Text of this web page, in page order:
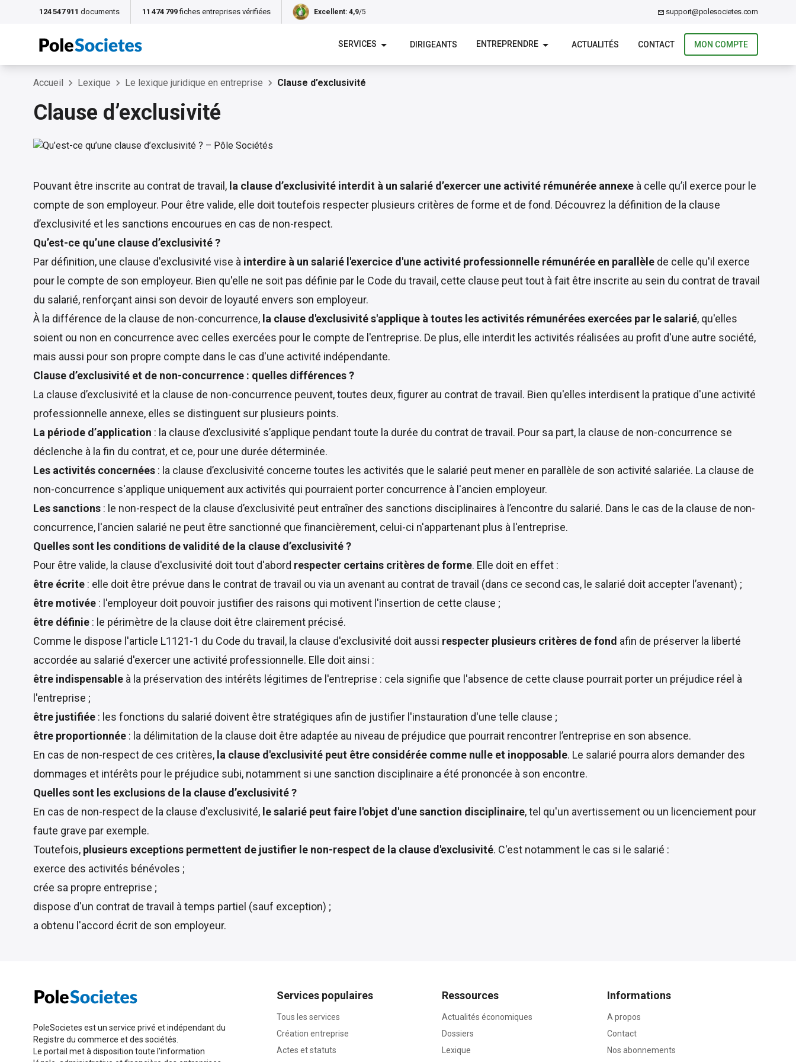
124 547 911 documents 11 474 799 fiches entreprises vérifiées Excellent: 4,9/5 support@polesocietes.com
SERVICES DIRIGEANTS ENTREPRENDRE ACTUALITÉS CONTACT MON COMPTE
Accueil Lexique Le lexique juridique en entreprise Clause d’exclusivité
Clause d’exclusivité
Pouvant être inscrite au contrat de travail, la clause d’exclusivité interdit à un salarié d’exercer une activité rémunérée annexe à celle qu’il exerce pour le
compte de son employeur. Pour être valide, elle doit toutefois respecter plusieurs critères de forme et de fond. Découvrez la définition de la clause
d’exclusivité et les sanctions encourues en cas de non-respect.
Qu’est-ce qu’une clause d’exclusivité ?
Par définition, une clause d'exclusivité vise à interdire à un salarié l'exercice d'une activité professionnelle rémunérée en parallèle de celle qu'il exerce
pour le compte de son employeur. Bien qu'elle ne soit pas définie par le Code du travail, cette clause peut tout à fait être inscrite au sein du contrat de travail
du salarié, renforçant ainsi son devoir de loyauté envers son employeur.
À la différence de la clause de non-concurrence, la clause d'exclusivité s'applique à toutes les activités rémunérées exercées par le salarié, qu'elles
soient ou non en concurrence avec celles exercées pour le compte de l'entreprise. De plus, elle interdit les activités réalisées au profit d'une autre société,
mais aussi pour son propre compte dans le cas d'une activité indépendante.
Clause d’exclusivité et de non-concurrence : quelles différences ?
La clause d’exclusivité et la clause de non-concurrence peuvent, toutes deux, figurer au contrat de travail. Bien qu'elles interdisent la pratique d'une activité
professionnelle annexe, elles se distinguent sur plusieurs points.
La période d’application : la clause d’exclusivité s’applique pendant toute la durée du contrat de travail. Pour sa part, la clause de non-concurrence se
déclenche à la fin du contrat, et ce, pour une durée déterminée.
Les activités concernées : la clause d’exclusivité concerne toutes les activités que le salarié peut mener en parallèle de son activité salariée. La clause de
non-concurrence s'applique uniquement aux activités qui pourraient porter concurrence à l'ancien employeur.
Les sanctions : le non-respect de la clause d’exclusivité peut entraîner des sanctions disciplinaires à l’encontre du salarié. Dans le cas de la clause de non-
concurrence, l'ancien salarié ne peut être sanctionné que financièrement, celui-ci n'appartenant plus à l'entreprise.
Quelles sont les conditions de validité de la clause d’exclusivité ?
Pour être valide, la clause d'exclusivité doit tout d'abord respecter certains critères de forme. Elle doit en effet :
être écrite : elle doit être prévue dans le contrat de travail ou via un avenant au contrat de travail (dans ce second cas, le salarié doit accepter l’avenant) ;
être motivée : l'employeur doit pouvoir justifier des raisons qui motivent l'insertion de cette clause ;
être définie : le périmètre de la clause doit être clairement précisé.
Comme le dispose l'article L1121-1 du Code du travail, la clause d'exclusivité doit aussi respecter plusieurs critères de fond afin de préserver la liberté
accordée au salarié d'exercer une activité professionnelle. Elle doit ainsi :
être indispensable à la préservation des intérêts légitimes de l'entreprise : cela signifie que l'absence de cette clause pourrait porter un préjudice réel à
l'entreprise ;
être justifiée : les fonctions du salarié doivent être stratégiques afin de justifier l'instauration d'une telle clause ;
être proportionnée : la délimitation de la clause doit être adaptée au niveau de préjudice que pourrait rencontrer l’entreprise en son absence.
En cas de non-respect de ces critères, la clause d'exclusivité peut être considérée comme nulle et inopposable. Le salarié pourra alors demander des
dommages et intérêts pour le préjudice subi, notamment si une sanction disciplinaire a été prononcée à son encontre.
Quelles sont les exclusions de la clause d’exclusivité ?
En cas de non-respect de la clause d'exclusivité, le salarié peut faire l'objet d'une sanction disciplinaire, tel qu'un avertissement ou un licenciement pour
faute grave par exemple.
Toutefois, plusieurs exceptions permettent de justifier le non-respect de la clause d'exclusivité. C'est notamment le cas si le salarié :
exerce des activités bénévoles ;
crée sa propre entreprise ;
dispose d'un contrat de travail à temps partiel (sauf exception) ;
a obtenu l'accord écrit de son employeur.
PoleSocietes est un service privé et indépendant du
Registre du commerce et des sociétés.
Le portail met à disposition toute l'information
Services populaires
Tous les services
Création entreprise
Actes et statuts
Ressources
Actualités économiques
Dossiers
Lexique
Informations
A propos
Contact
Nos abonnements